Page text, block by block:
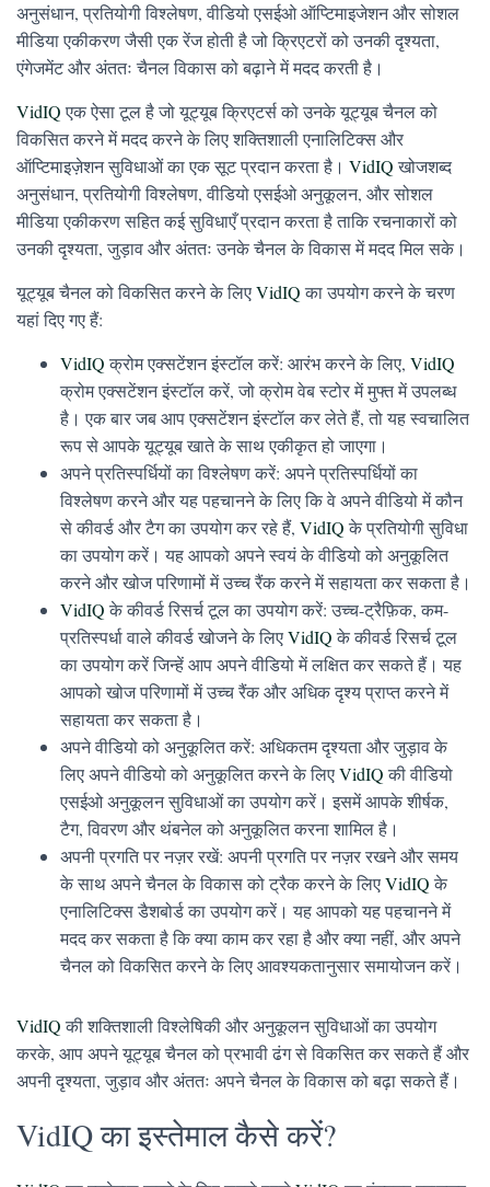
अनुसंधान, प्रतियोगी विश्लेषण, वीडियो एसईओ ऑप्टिमाइजेशन और सोशल
मीडिया एकीकरण जैसी एक रेंज होती है जो क्रिएटरों को उनकी दृश्यता,
एंगेजमेंट और अंततः चैनल विकास को बढ़ाने में मदद करती है।
VidIQएक ऐसा टूल है जो यूट्यूब क्रिएटर्स को उनके यूट्यूब चैनल को
विकसित करने में मदद करने के लिए शक्तिशाली एनालिटिक्स और
ऑप्टिमाइज़ेशन सुविधाओं का एक सूट प्रदान करता है। VidIQखोजशब्द
अनुसंधान, प्रतियोगी विश्लेषण, वीडियो एसईओ अनुकूलन, और सोशल
मीडिया एकीकरण सहित कई सुविधाएँ प्रदान करता है ताकि रचनाकारों को
उनकी दृश्यता, जुड़ाव और अंततः उनके चैनल के विकास में मदद मिल सके।
यूट्यूब चैनल को विकसित करने के लिएVidIQका उपयोग करने के चरण
यहां दिए गए हैं:
VidIQक्रोम एक्सटेंशन इंस्टॉल करें: आरंभ करने के लिए, VidIQ
क्रोम एक्सटेंशन इंस्टॉल करें, जो क्रोम वेब स्टोर में मुफ्त में उपलब्ध
है। एक बार जब आप एक्सटेंशन इंस्टॉल कर लेते हैं, तो यह स्वचालित
रूप से आपके यूट्यूब खाते के साथ एकीकृत हो जाएगा।
अपने प्रतिस्पर्धियों का विश्लेषण करें: अपने प्रतिस्पर्धियों का
विश्लेषण करने और यह पहचानने के लिए कि वे अपने वीडियो में कौन
से कीवर्ड और टैग का उपयोग कर रहे हैं, VidIQके प्रतियोगी सुविधा
का उपयोग करें। यह आपको अपने स्वयं के वीडियो को अनुकूलित
करने और खोज परिणामों में उच्च रैंक करने में सहायता कर सकता है।
VidIQके कीवर्ड रिसर्च टूल का उपयोग करें:उच्च-ट्रैफ़िक, कम-
प्रतिस्पर्धा वाले कीवर्ड खोजने के लिएVidIQके कीवर्ड रिसर्च टूल
का उपयोग करें जिन्हें आप अपने वीडियो में लक्षित कर सकते हैं। यह
आपको खोज परिणामों में उच्च रैंक और अधिक दृश्य प्राप्त करने में
सहायता कर सकता है।
अपने वीडियो को अनुकूलित करें: अधिकतम दृश्यता और जुड़ाव के
लिए अपने वीडियो को अनुकूलित करने के लिएVidIQकी वीडियो
एसईओ अनुकूलन सुविधाओं का उपयोग करें। इसमें आपके शीर्षक,
टैग, विवरण और थंबनेल को अनुकूलित करना शामिल है।
अपनी प्रगति पर नज़र रखें: अपनी प्रगति पर नज़र रखने और समय
के साथ अपने चैनल के विकास को ट्रैक करने के लिएVidIQके
एनालिटिक्स डैशबोर्ड का उपयोग करें। यह आपको यह पहचानने में
मदद कर सकता है कि क्या काम कर रहा है और क्या नहीं, और अपने
चैनल को विकसित करने के लिए आवश्यकतानुसार समायोजन करें।
VidIQकी शक्तिशाली विश्लेषिकी और अनुकूलन सुविधाओं का उपयोग
करके, आप अपने यूट्यूब चैनल को प्रभावी ढंग से विकसित कर सकते हैं और
अपनी दृश्यता, जुड़ाव और अंततः अपने चैनल के विकास को बढ़ा सकते हैं।
VidIQ का इस्तेमाल कैसे करें?